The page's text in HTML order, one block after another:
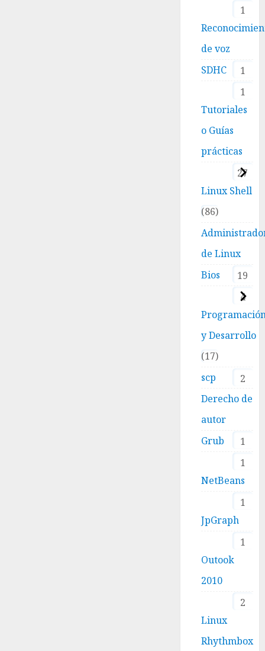
1
de voz
1
SDHC
1
Tutoriales
o Guías
prácticas
27
Linux Shell
86
de Linux
19
Bios
4
y Desarrollo
17
scp
2
Derecho de
autor
1
Grub
1
NetBeans
1
JpGraph
1
Outook
2010
2
Linux
Rhythmbox